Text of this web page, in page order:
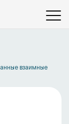
взаимные